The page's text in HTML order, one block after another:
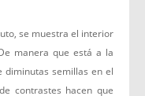
se muestra el interior
manera que está a la
diminutas semillas en el
contrastes hacen que